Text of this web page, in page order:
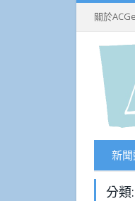
關於
新
分類: